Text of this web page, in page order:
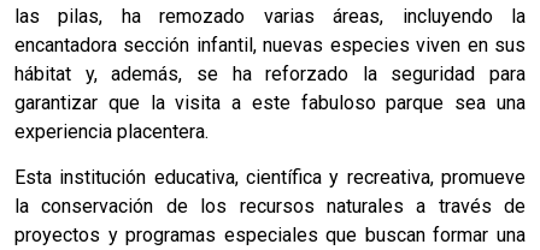
las pilas, ha remozado varias áreas, incluyendo la
encantadora sección infantil, nuevas especies viven en sus
hábitat y, además, se ha reforzado la seguridad para
garantizar que la visita a este fabuloso parque sea una
experiencia placentera.
Esta institución educativa, científica y recreativa, promueve
la conservación de los recursos naturales a través de
proyectos y programas especiales que buscan formar una